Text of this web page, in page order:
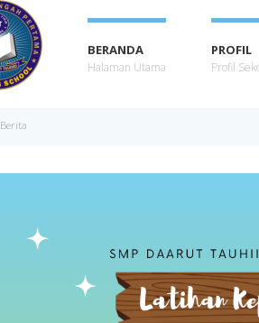
BERANDA
Halaman Utama
PROFIL
Profil
Berita